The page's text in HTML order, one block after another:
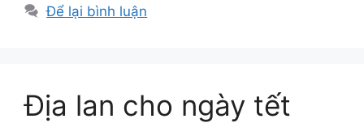
Để lại bình luận
Địa lan cho ngày tết